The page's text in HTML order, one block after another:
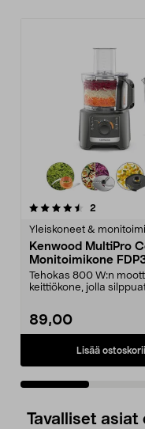
2
Yleiskoneet &
Kenwood MultiPro
Monitoimikone
Tehokas 800 W:n
keittiökone, jolla
89,00
Lisää
4.5 viidestä
Tavalliset